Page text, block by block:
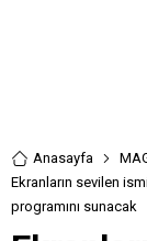
Anasayfa
Ekranların sevilen
programını sunacak